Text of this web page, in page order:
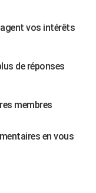
vos intérêts
de réponses
membres
en vous